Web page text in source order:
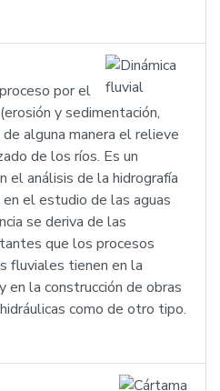
por el
y sedimentación,
alguna manera el relieve
de los ríos. Es un
el análisis de la hidrografía
el estudio de las aguas
se deriva de las
que los procesos
fluviales tienen en la
en la construcción de obras
como de otro tipo.